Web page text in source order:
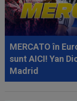
Tromso
08:13
După ce au
fugit din ţară,
MERCATO în
sunt AICI! Yan
Madrid